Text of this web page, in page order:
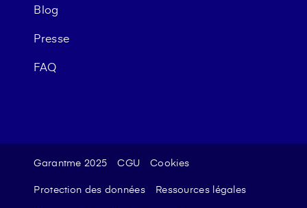
Blog
Presse
FAQ
Garantme 2025 CGU Cookies
Protection des données Ressources légales